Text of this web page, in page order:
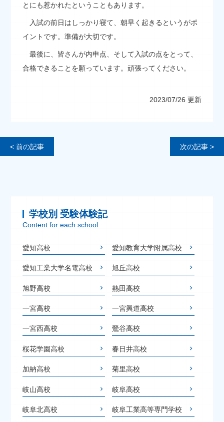
とにも惹かれたということもあります。
入試の前日はしっかり寝て、朝早く起きるというがポ
イントです。準備が大切です。
最後に、皆さんが内申点、そして入試の点をとって、
合格できることを願っています。頑張ってください。
2023/07/26 更新
< 前の記事 次の記事 >
学校別 受験体験記
Content for each school
愛知高校 愛知教育大学附属高校
愛知工業大学名電高校 旭丘高校
旭野高校 熱田高校
一宮高校 一宮興道高校
一宮西高校 鶯谷高校
桜花学園高校 春日井高校
加納高校 菊里高校
岐山高校 岐阜高校
岐阜北高校 岐阜工業高等専門学校